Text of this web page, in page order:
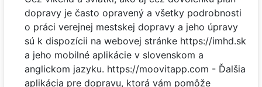
dopravy je často opravený a všetky podrobnosti
o práci verejnej mestskej dopravy a jeho úpravy
sú k dispozícii na webovej stránke https://imhd.sk
a jeho mobilné aplikácie v slovenskom a
anglickom jazyku. https://moovitapp.com - Ďalšia
aplikácia pre dopravu, ktorá vám pomôže